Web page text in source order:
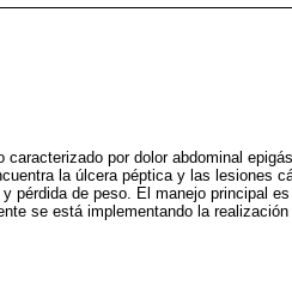
por dolor abdominal
la úlcera péptica y las lesiones
pérdida de peso. El manejo principal
se está implementando la